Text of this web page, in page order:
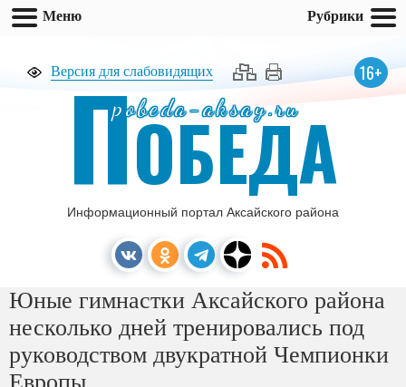
Версия для слабовидящих 16+
pobeda-aksay.ru
ПОБЕДА
Информационный портал Аксайского района
Юные гимнастки Аксайского района
несколько дней тренировались под
руководством двукратной Чемпионки
Меню Рубрики